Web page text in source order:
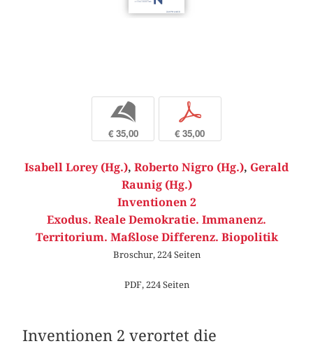
b
€ 35,00
p
€ 35,00
Isabell Lorey (Hg.), Roberto Nigro (Hg.), Gerald
Raunig (Hg.)
Inventionen 2
Exodus. Reale Demokratie. Immanenz.
Territorium. Maßlose Differenz. Biopolitik
Broschur, 224 Seiten
PDF, 224 Seiten
Inventionen 2 verortet die